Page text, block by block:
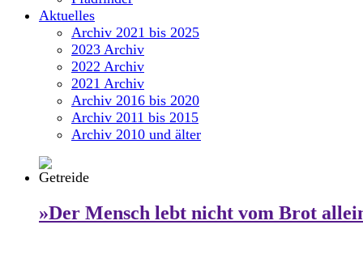
Aktuelles
Archiv 2021 bis 2025
2023 Archiv
2022 Archiv
2021 Archiv
Archiv 2016 bis 2020
Archiv 2011 bis 2015
Archiv 2010 und älter
»Der Mensch lebt nicht vom Brot